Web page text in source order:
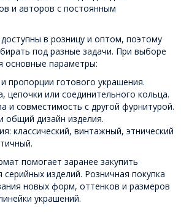
и авторов с постоянным
в розницу и оптом, поэтому
под разные задачи. При выборе
основные параметры:
пропорции готового украшения.
цепочки или соединительного кольца.
и совместимость с другой фурнитурой.
общий дизайн изделия.
классический, винтажный, этнический
помогает заранее закупить
изделий. Розничная покупка
новых форм, оттенков и размеров
украшений.